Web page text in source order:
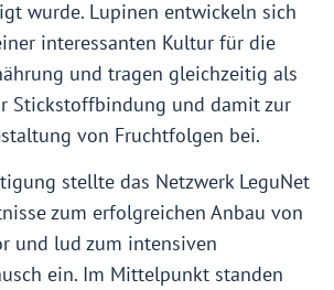
wurde. Lupinen entwickeln sich
interessanten Kultur für die
und tragen gleichzeitig als
Stickstoffbindung und damit zur
von Fruchtfolgen bei.
stellte das Netzwerk LeguNet
zum erfolgreichen Anbau von
und lud zum intensiven
ein. Im Mittelpunkt standen